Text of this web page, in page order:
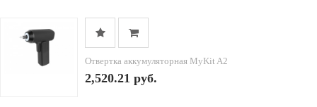
Отвертка аккумуляторная MyKit A2
2,520.21 руб.